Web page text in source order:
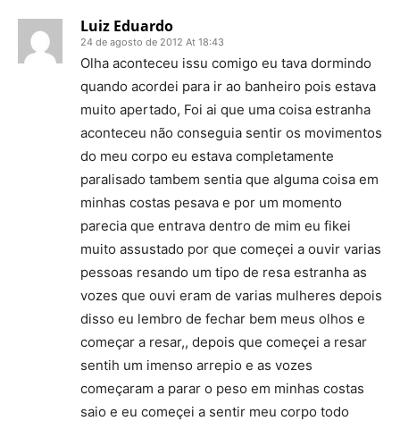
Luiz Eduardo
24 de agosto de 2012 At 18:43
Olha aconteceu issu comigo eu tava dormindo
quando acordei para ir ao banheiro pois estava
muito apertado, Foi ai que uma coisa estranha
aconteceu não conseguia sentir os movimentos
do meu corpo eu estava completamente
paralisado tambem sentia que alguma coisa em
minhas costas pesava e por um momento
parecia que entrava dentro de mim eu fikei
muito assustado por que começei a ouvir varias
pessoas resando um tipo de resa estranha as
vozes que ouvi eram de varias mulheres depois
disso eu lembro de fechar bem meus olhos e
começar a resar,, depois que começei a resar
sentih um imenso arrepio e as vozes
começaram a parar o peso em minhas costas
saio e eu começei a sentir meu corpo todo